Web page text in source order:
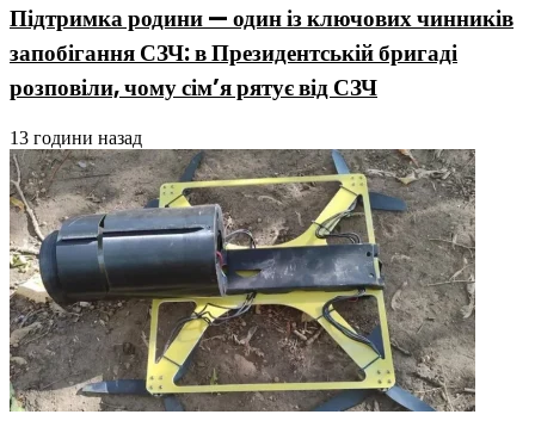
Підтримка родини — один із ключових чинників
запобігання СЗЧ: в Президентській бригаді
розповіли, чому сім’я рятує від СЗЧ
13 години назад